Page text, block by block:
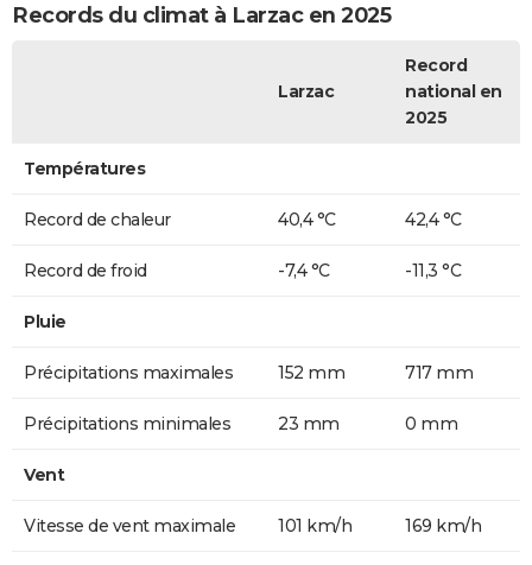
Records du climat à Larzac en 2025
Larzac
Record
national en
2025
Températures
Record de chaleur 40,4 °C 42,4 °C
Record de froid -7,4 °C -11,3 °C
Pluie
Précipitations maximales 152 mm 717 mm
Précipitations minimales 23 mm 0 mm
Vent
Vitesse de vent maximale 101 km/h 169 km/h